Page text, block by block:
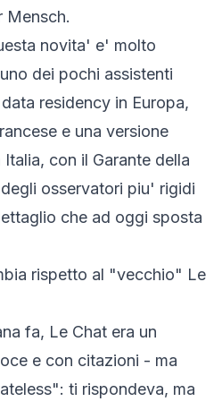
Mensch.
novita' e' molto
dei pochi assistenti
data residency in Europa,
e una versione
Italia, con il Garante della
osservatori piu' rigidi
che ad oggi sposta
rispetto al "vecchio" Le
fa, Le Chat era un
e con citazioni - ma
ti rispondeva, ma